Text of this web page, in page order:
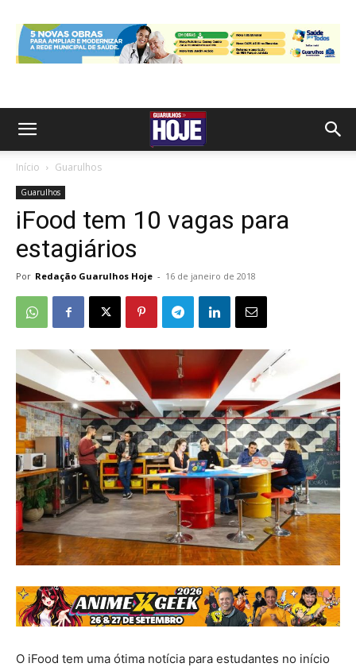
Início Guarulhos
Guarulhos
iFood tem 10 vagas para
estagiários
Por Redação Guarulhos Hoje - 16 de janeiro de 2018
O iFood tem uma ótima notícia para estudantes no início